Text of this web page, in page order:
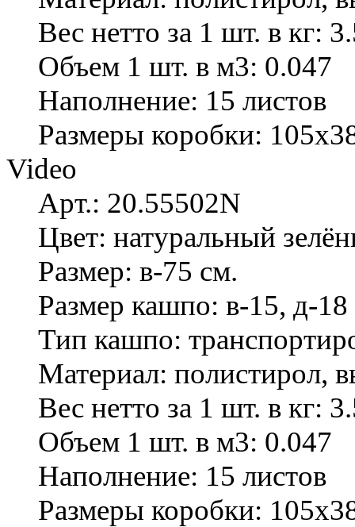
Вес нетто за 1 шт. в кг:
Объем 1 шт. в м3: 0.047
Наполнение: 15 листов
Размеры коробки:
Video
Арт.: 20.55502N
Цвет: натуральный
Размер: в-75 см.
Размер кашпо: в-15, д-
Тип кашпо:
Материал: полистирол,
Вес нетто за 1 шт. в кг:
Объем 1 шт. в м3: 0.047
Наполнение: 15 листов
Размеры коробки: